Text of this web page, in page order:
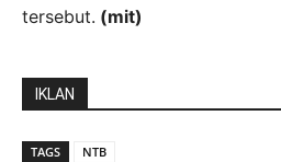
tersebut. (mit)
IKLAN
TAGS NTB